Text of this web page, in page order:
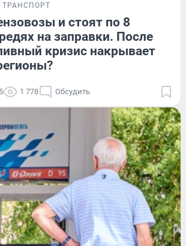
и стоят по 8
на заправки. После
кризис накрывает
1 778 Обсудить